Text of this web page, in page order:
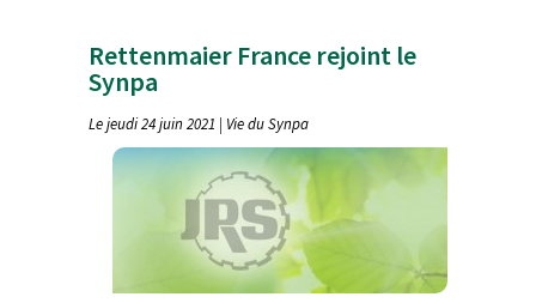
Rettenmaier France rejoint le
Synpa
Le jeudi 24 juin 2021 | Vie du Synpa